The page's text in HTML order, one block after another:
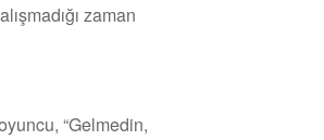
zaman
“Gelmedin,